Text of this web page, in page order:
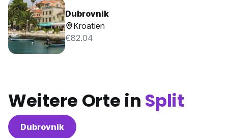
Dubrovnik
Kroatien
€82.04
Weitere Orte in Split
Dubrovnik